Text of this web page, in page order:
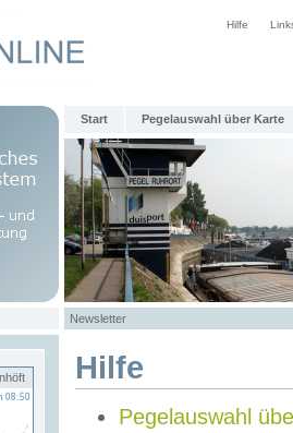
Hilfe
Start Pegelauswahl über Karte
Newsletter
Hilfe
Pegelauswahl